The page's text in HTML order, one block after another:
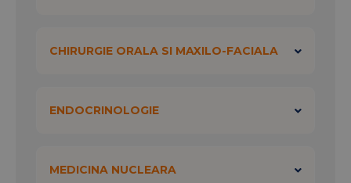
CHIRURGIE ORALA SI MAXILO-FACIALA
ENDOCRINOLOGIE
MEDICINA NUCLEARA